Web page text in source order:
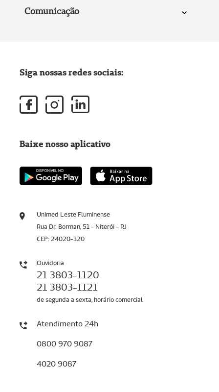
Comunicação
Unimed Leste Fluminense
Rua Dr. Borman, 51 - Niterói - RJ
CEP: 24020-320
Ouvidoria
21 3803-1120
21 3803-1121
de segunda a sexta, horário comercial
Atendimento 24h
0800 970 9087
4020 9087
Siga nossas redes sociais:
Baixe nosso aplicativo